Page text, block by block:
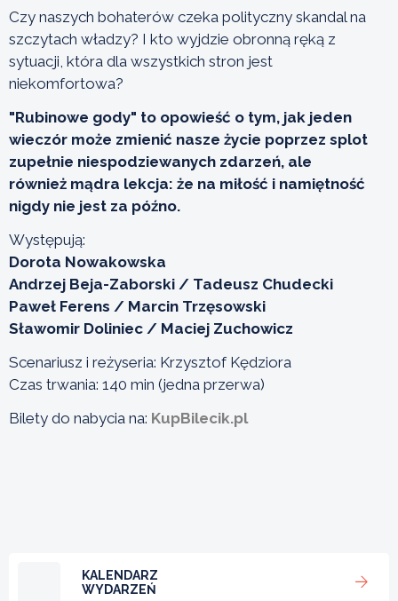
Czy naszych bohaterów czeka polityczny skandal na
szczytach władzy? I kto wyjdzie obronną ręką z
sytuacji, która dla wszystkich stron jest
niekomfortowa?
"Rubinowe gody" to opowieść o tym, jak jeden
wieczór może zmienić nasze życie poprzez splot
zupełnie niespodziewanych zdarzeń, ale
również mądra lekcja: że na miłość i namiętność
nigdy nie jest za późno.
Występują:
Dorota Nowakowska
Andrzej Beja-Zaborski / Tadeusz Chudecki
Paweł Ferens / Marcin Trzęsowski
Sławomir Doliniec / Maciej Zuchowicz
Scenariusz i reżyseria: Krzysztof Kędziora
Czas trwania: 140 min (jedna przerwa)
Bilety do nabycia na: KupBilecik.pl
KALENDARZ
WYDARZEŃ